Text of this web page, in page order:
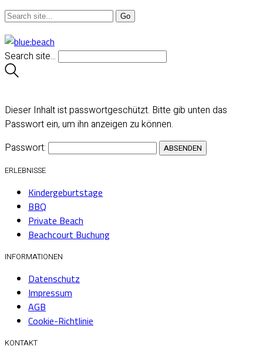
Search site...
Dieser Inhalt ist passwortgeschützt. Bitte gib unten das
Passwort ein, um ihn anzeigen zu können.
Passwort:
ERLEBNISSE
Kindergeburtstage
BBQ
Private Beach
Beachcourt Buchung
INFORMATIONEN
Datenschutz
Impressum
AGB
Cookie-Richtlinie
KONTAKT